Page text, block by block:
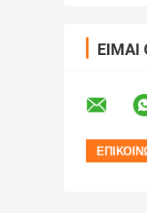
ΕΊΜΑΙ